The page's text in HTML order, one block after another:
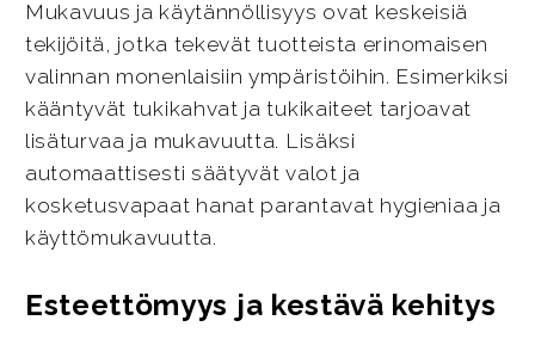
Mukavuus ja käytännöllisyys ovat keskeisiä
tekijöitä, jotka tekevät tuotteista erinomaisen
valinnan monenlaisiin ympäristöihin. Esimerkiksi
kääntyvät tukikahvat ja tukikaiteet tarjoavat
lisäturvaa ja mukavuutta. Lisäksi
automaattisesti säätyvät valot ja
kosketusvapaat hanat parantavat hygieniaa ja
käyttömukavuutta.
Esteettömyys ja kestävä kehitys